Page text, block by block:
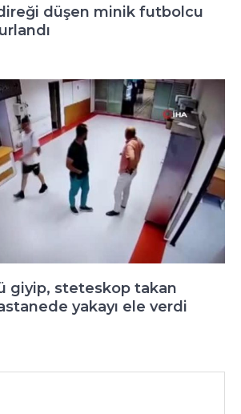
düşen minik futbolcu
giyip, steteskop takan
yakayı ele verdi